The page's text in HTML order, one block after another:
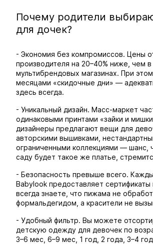
Почему родители
для дочек?
- Экономия без компромиссов. Цены
производителя на 20–40% ниже, чем в
мультибрендовых магазинах. При
месяцами «скидочные дни» —
здесь всегда.
- Уникальный дизайн. Масс-маркет
одинаковыми принтами «зайки и
дизайнеры предлагают вещи для
авторскими вышивками,
ограниченными коллекциями — шанс,
саду будет такое же платье,
- Безопасность превыше всего.
Babylook предоставляет сертификаты
всегда знаете, что пижама не
формальдегидом, а красители не
- Удобный фильтр. Вы можете
детскую одежду для девочек по
3–6 мес, 6–9 мес, 1 год, 2 года, 3–4